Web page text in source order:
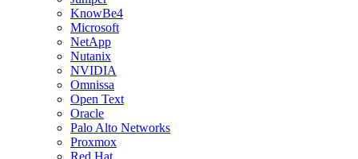
KnowBe4
Microsoft
NetApp
Nutanix
NVIDIA
Omnissa
Open Text
Oracle
Palo Alto Networks
Proxmox
Red Hat